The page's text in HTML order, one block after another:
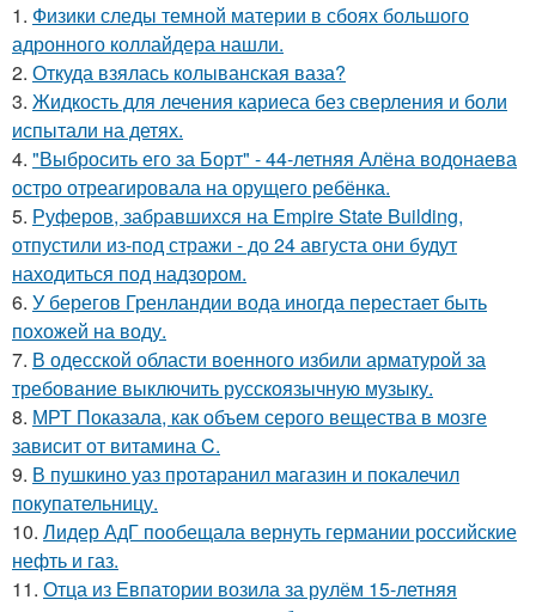
1. Физики следы темной материи в сбоях большого
адронного коллайдера нашли.
2. Откуда взялась колыванская ваза?
3. Жидкость для лечения кариеса без сверления и боли
испытали на детях.
4. "Выбросить его за Борт" - 44-летняя Алёна водонаева
остро отреагировала на орущего ребёнка.
5. Руферов, забравшихся на Empire State Building,
отпустили из-под стражи - до 24 августа они будут
находиться под надзором.
6. У берегов Гренландии вода иногда перестает быть
похожей на воду.
7. В одесской области военного избили арматурой за
требование выключить русскоязычную музыку.
8. МРТ Показала, как объем серого вещества в мозге
зависит от витамина C.
9. В пушкино уаз протаранил магазин и покалечил
покупательницу.
10. Лидер АдГ пообещала вернуть германии российские
нефть и газ.
11. Отца из Евпатории возила за рулём 15-летняя